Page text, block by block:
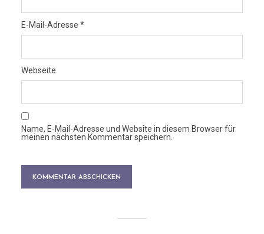
E-Mail-Adresse *
Webseite
Name, E-Mail-Adresse und Website in diesem Browser für
meinen nächsten Kommentar speichern.